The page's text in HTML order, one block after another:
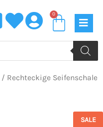
0
/ Rechteckige Seifenschale
SALE